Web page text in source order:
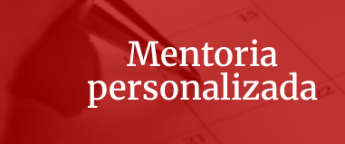
Mentoria
personalizada